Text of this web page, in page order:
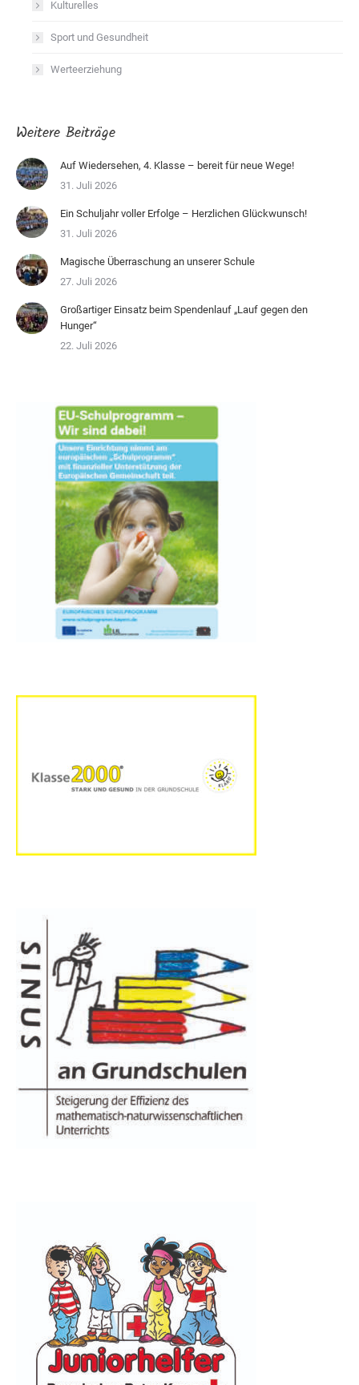
Kulturelles
Sport und Gesundheit
Werteerziehung
Weitere Beiträge
Auf Wiedersehen, 4. Klasse – bereit für neue Wege!
31. Juli 2026
Ein Schuljahr voller Erfolge – Herzlichen Glückwunsch!
31. Juli 2026
Magische Überraschung an unserer Schule
27. Juli 2026
Großartiger Einsatz beim Spendenlauf „Lauf gegen den
Hunger“
22. Juli 2026